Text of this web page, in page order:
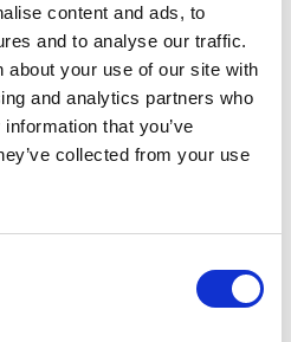
content and ads, to
and to analyse our traffic.
about your use of our site with
and analytics partners who
that you’ve
collected from your use
auta nie znajdziesz portu
możesz uzupełnić
HP (o średnicy 14 mm)
LP/HP dostępnego
Przykładowymi autami,
Ford Fiesta 2007, Ford
2009, Kia Ceed 2007,
i 2016, Mazda 2015,